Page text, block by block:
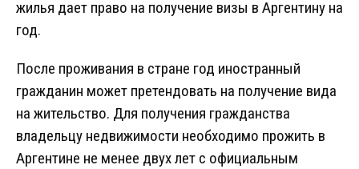
жилья дает право на получение визы в Аргентину на
год.
После проживания в стране год иностранный
гражданин может претендовать на получение вида
на жительство. Для получения гражданства
владельцу недвижимости необходимо прожить в
Аргентине не менее двух лет с официальным